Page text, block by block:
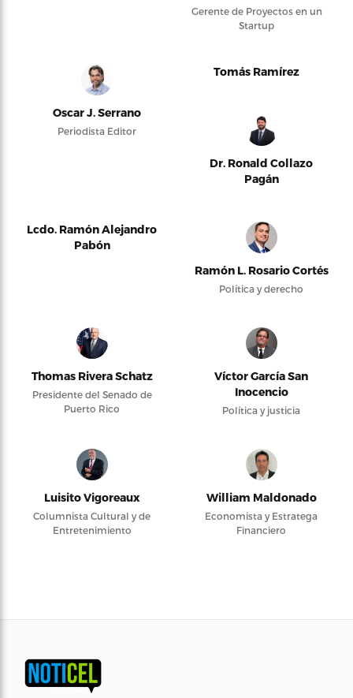
Gerente de Proyectos en un
Startup
Oscar J. Serrano
Periodista Editor
Tomás Ramírez
Dr. Ronald Collazo
Pagán
Lcdo. Ramón Alejandro
Pabón
Ramón L. Rosario Cortés
Política y derecho
Thomas Rivera Schatz
Presidente del Senado de
Puerto Rico
Víctor García San
Inocencio
Política y justicia
Luisito Vigoreaux
Columnista Cultural y de
Entretenimiento
William Maldonado
Economista y Estratega
Financiero